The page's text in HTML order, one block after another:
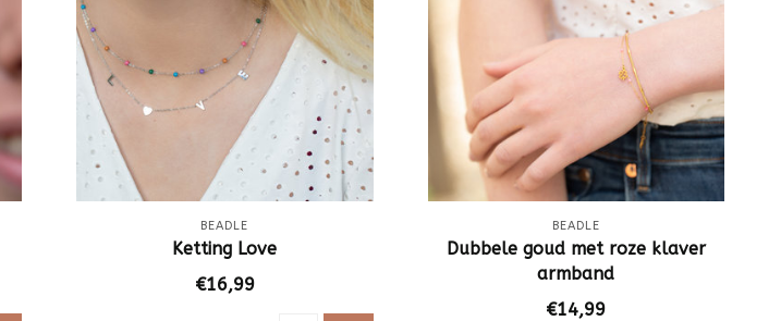
BEADLE
Ketting Love
€16,99
BEADLE
Dubbele goud met roze klaver
armband
€14,99